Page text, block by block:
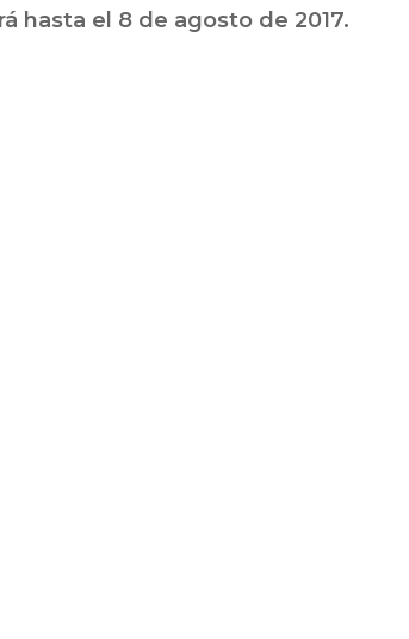
hasta el 8 de agosto de 2017.